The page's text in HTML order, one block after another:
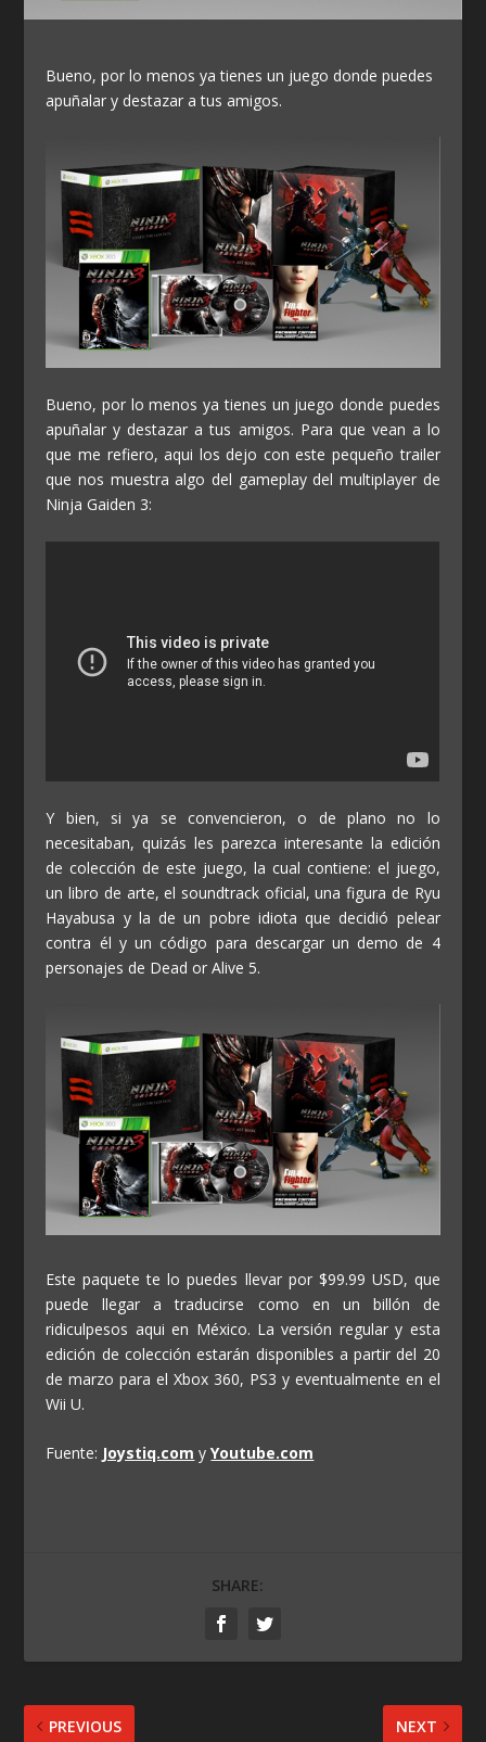
Bueno, por lo menos ya tienes un juego donde puedes
apuñalar y destazar a tus amigos.
Bueno, por lo menos ya tienes un juego donde puedes
apuñalar y destazar a tus amigos. Para que vean a lo
que me refiero, aqui los dejo con este pequeño trailer
que nos muestra algo del gameplay del multiplayer de
Ninja Gaiden 3:
Y bien, si ya se convencieron, o de plano no lo
necesitaban, quizás les parezca interesante la edición
de colección de este juego, la cual contiene: el juego,
un libro de arte, el soundtrack oficial, una figura de Ryu
Hayabusa y la de un pobre idiota que decidió pelear
contra él y un código para descargar un demo de 4
personajes de Dead or Alive 5.
Este paquete te lo puedes llevar por $99.99 USD, que
puede llegar a traducirse como en un billón de
ridiculpesos aqui en México. La versión regular y esta
edición de colección estarán disponibles a partir del 20
de marzo para el Xbox 360, PS3 y eventualmente en el
Wii U.
Fuente: Joystiq.com yYoutube.com
SHARE:
PREVIOUS NEXT